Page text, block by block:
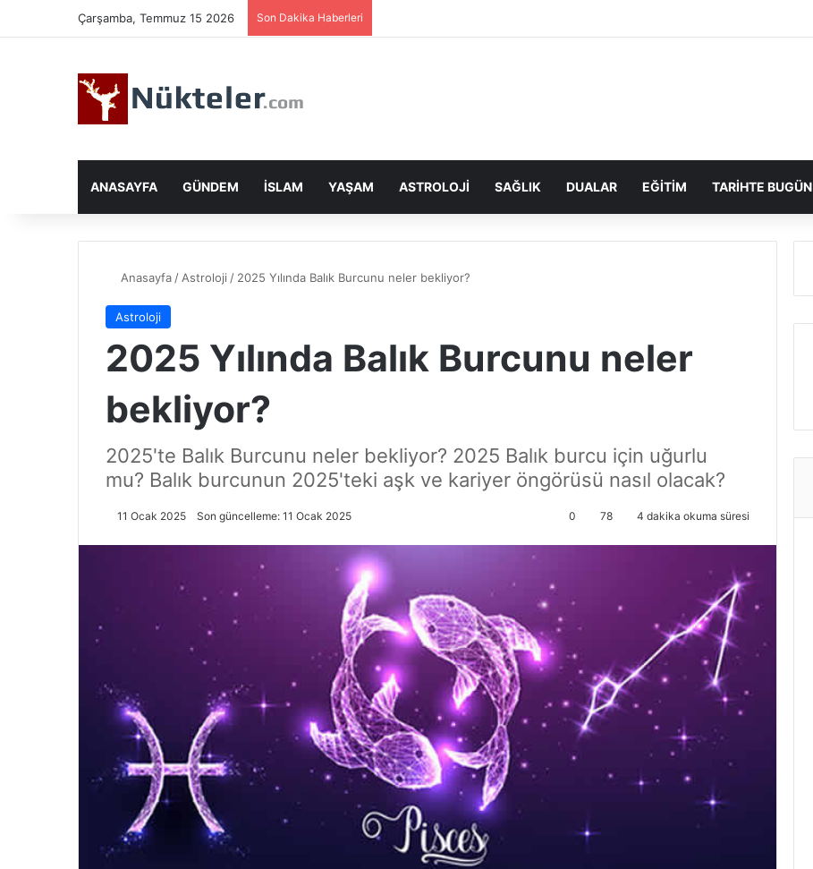
Çarşamba, Temmuz 15 2026 Son Dakika Haberleri
ANASAYFA GÜNDEM İSLAM YAŞAM ASTROLOJI SAĞLIK DUALAR EĞITIM TARIHTE BUGÜN
Anasayfa / Astroloji / 2025 Yılında Balık Burcunu neler bekliyor?
Astroloji
2025 Yılında Balık Burcunu neler
bekliyor?
2025'te Balık Burcunu neler bekliyor? 2025 Balık burcu için uğurlu
mu? Balık burcunun 2025'teki aşk ve kariyer öngörüsü nasıl olacak?
11 Ocak 2025 Son güncelleme: 11 Ocak 2025 0 78 4 dakika okuma süresi